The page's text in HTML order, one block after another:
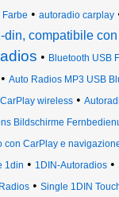
Farbe • autoradio carplay
din, compatibile
• Bluetooth USB
Auto Radios MP3 USB
wireless•
Bildschirme
con CarPlay e
1din • 1DIN-Autoradios •
• Single 1DIN